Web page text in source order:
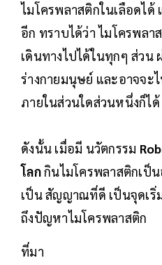
ไมโครพลาสติกในเลือดได้
อีก ทราบได้ว่า ไมโครพลา
เดินทางไปได้ในทุกๆ ส่วน
ร่างกายมนุษย์ และอาจจะ
ภายในส่วนใดส่วนหนึ่งก็ได้
ดังนั้น เมื่อมี นวัตกรรม
โลกกินไมโครพลาสติกเป็
เป็น สัญญาณที่ดี เป็นจุดเ
ถึงปัญหาไมโครพลาสติก
ที่มา